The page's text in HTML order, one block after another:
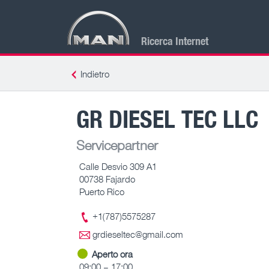
Ricerca Internet
Indietro
GR DIESEL TEC LLC
Servicepartner
Calle Desvio 309 A1
00738 Fajardo
Puerto Rico
+1(787)5575287
grdieseltec@gmail.com
Aperto ora
09:00 – 17:00